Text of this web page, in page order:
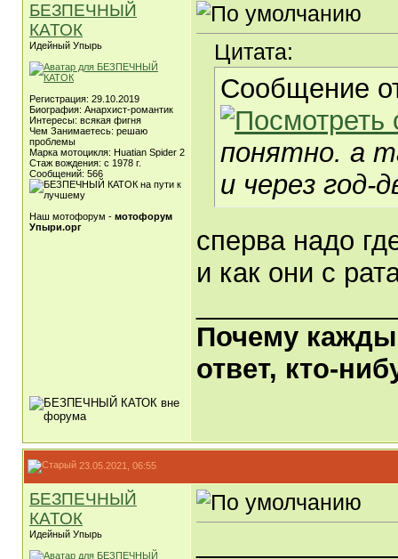
БЕЗПЕЧНЫЙ
КАТОК
Идейный Упырь
Регистрация: 29.10.2019
Биография: Анархист-романтик
Интересы: всякая фигня
Чем Занимаетесь: решаю
проблемы
Марка мотоцикля: Huatian Spider 2
Стаж вождения: с 1978 г.
Сообщений: 566
Наш мотофорум - мотофорум
Упыри.орг
Цитата:
Сообщение
понятно. а
и через год-
сперва надо
и как они с
Почему
ответ, кто-
23.05.2021, 06:55
БЕЗПЕЧНЫЙ
КАТОК
Идейный Упырь